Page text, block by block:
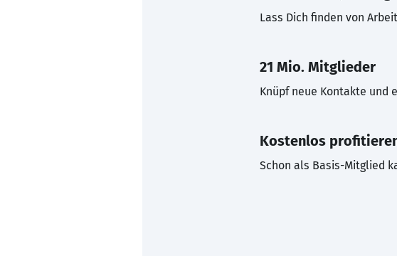
Lass Dich finden von
21 Mio. Mitglieder
Knüpf neue Kontakte und
Kostenlos
Schon als Basis-Mitglied